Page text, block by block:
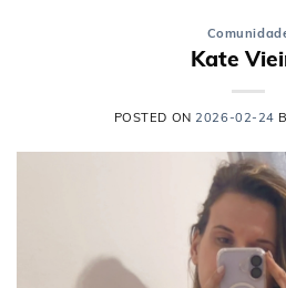
Kate
POSTED ON 2026-02-24